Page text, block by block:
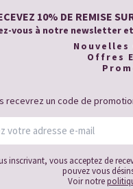
10% DE REMISE
vous à notre newsletter
Offres
recevrez un code de
inscrivant, vous acceptez de
pouvez vous
Voir notre